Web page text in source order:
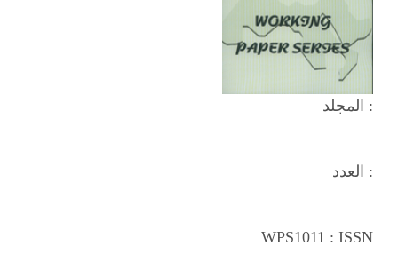
المجلد :
العدد :
WPS1011 : ISSN